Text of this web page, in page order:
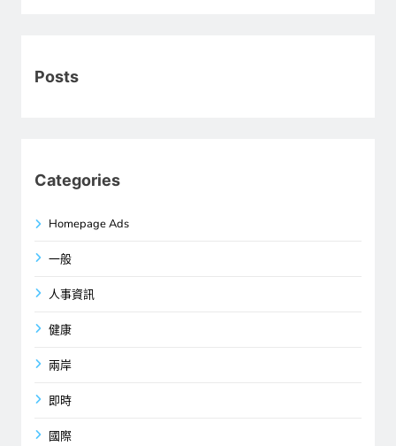
Posts
Categories
Homepage Ads
一般
人事資訊
健康
兩岸
即時
國際